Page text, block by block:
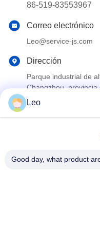
86-519-83553967
Correo electrónico
Leo@service-js.com
Dirección
Parque industrial de
Changzhou, provincia
Buena calidad de China
Technology Co., Ltd .
Leo
Good day, what product